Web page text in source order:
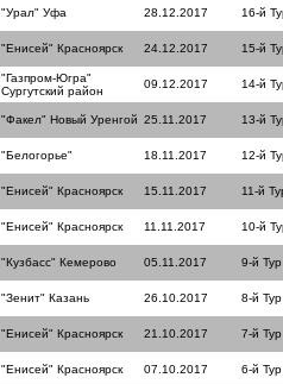
"Урал" Уфа 28.12.2017 16-й
"Енисей" Красноярск 24.12.2017 15-й
"Газпром-Югра"
Сургутский район
09.12.2017 14-й
"Факел" Новый Уренгой 25.11.2017 13-й
"Белогорье" 18.11.2017 12-й
"Енисей" Красноярск 15.11.2017 11-й
"Енисей" Красноярск 11.11.2017 10-й
"Кузбасс" Кемерово 05.11.2017 9-й Тур
"Зенит" Казань 26.10.2017 8-й Тур
"Енисей" Красноярск 21.10.2017 7-й Тур
"Енисей" Красноярск 07.10.2017 6-й Тур